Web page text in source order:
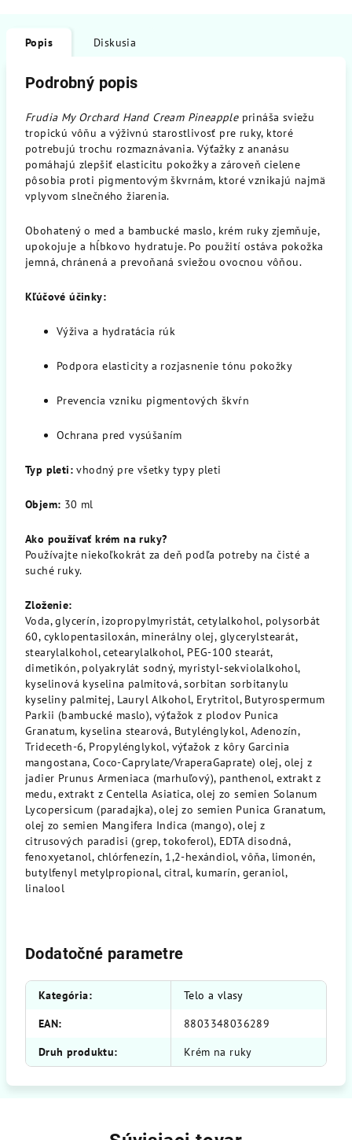
Popis Diskusia
Podrobný popis
Frudia My Orchard Hand Cream Pineappleprináša sviežu
tropickú vôňu a výživnú starostlivosť pre ruky, ktoré
potrebujú trochu rozmaznávania. Výťažky z ananásu
pomáhajú zlepšiť elasticitu pokožky a zároveň cielene
pôsobia proti pigmentovým škvrnám, ktoré vznikajú najmä
vplyvom slnečného žiarenia.
Obohatený o med a bambucké maslo, krém ruky zjemňuje,
upokojuje a hĺbkovo hydratuje. Po použití ostáva pokožka
jemná, chránená a prevoňaná sviežou ovocnou vôňou.
Kľúčové účinky:
Výživa a hydratácia rúk
Podpora elasticity a rozjasnenie tónu pokožky
Prevencia vzniku pigmentových škvŕn
Ochrana pred vysúšaním
Typ pleti: vhodný pre všetky typy pleti
Objem: 30 ml
Ako používať krém na ruky?
Používajte niekoľkokrát za deň podľa potreby na čisté a
suché ruky.
Zloženie:
Voda, glycerín, izopropylmyristát, cetylalkohol, polysorbát
60, cyklopentasiloxán, minerálny olej, glycerylstearát,
stearylalkohol, cetearylalkohol, PEG-100 stearát,
dimetikón, polyakrylát sodný, myristyl-sekviolalkohol,
kyselinová kyselina palmitová, sorbitan sorbitanylu
kyseliny palmitej, Lauryl Alkohol, Erytritol, Butyrospermum
Parkii (bambucké maslo), výťažok z plodov Punica
Granatum, kyselina stearová, Butylénglykol, Adenozín,
Trideceth-6, Propylénglykol, výťažok z kôry Garcinia
mangostana, Coco-Caprylate/VraperaGaprate) olej, olej z
jadier Prunus Armeniaca (marhuľový), panthenol, extrakt z
medu, extrakt z Centella Asiatica, olej zo semien Solanum
Lycopersicum (paradajka), olej zo semien Punica Granatum,
olej zo semien Mangifera Indica (mango), olej z
citrusových paradisi (grep, tokoferol), EDTA disodná,
fenoxyetanol, chlórfenezín, 1,2-hexándiol, vôňa, limonén,
butylfenyl metylpropional, citral, kumarín, geraniol,
linalool
Dodatočné parametre
Kategória:
Telo a vlasy
EAN:
8803348036289
Druh produktu: Krém na ruky